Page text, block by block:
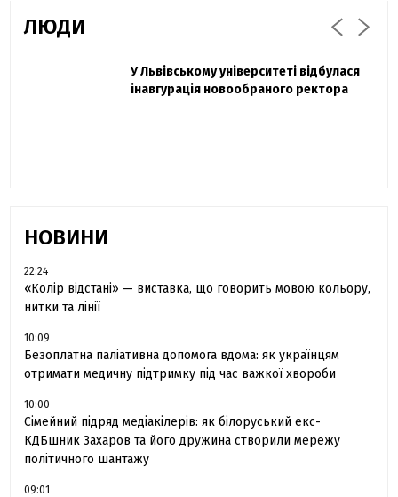
ЛЮДИ
Павло Дак
Захисник "Азовсталі" Діанов вдруге
одружився та показав фото з весілля
У Львівському університеті відбулася
інавгурація новообраного ректора
НОВИНИ
22:24
«Колір відстані» — виставка, що говорить мовою кольору,
нитки та лінії
10:09
Безоплатна паліативна допомога вдома: як українцям
отримати медичну підтримку під час важкої хвороби
10:00
Сімейний підряд медіакілерів: як білоруський екс-
КДБшник Захаров та його дружина створили мережу
політичного шантажу
09:01